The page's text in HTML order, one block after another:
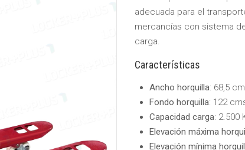
adecuada para el
mercancías con sistema
carga.
Características
Ancho horquilla: 68,5
Fondo horquilla: 122
Capacidad carga: 2.500
Elevación máxima
Elevación mínima